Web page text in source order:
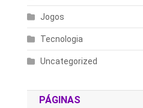
Jogos
Tecnologia
Uncategorized
PÁGINAS